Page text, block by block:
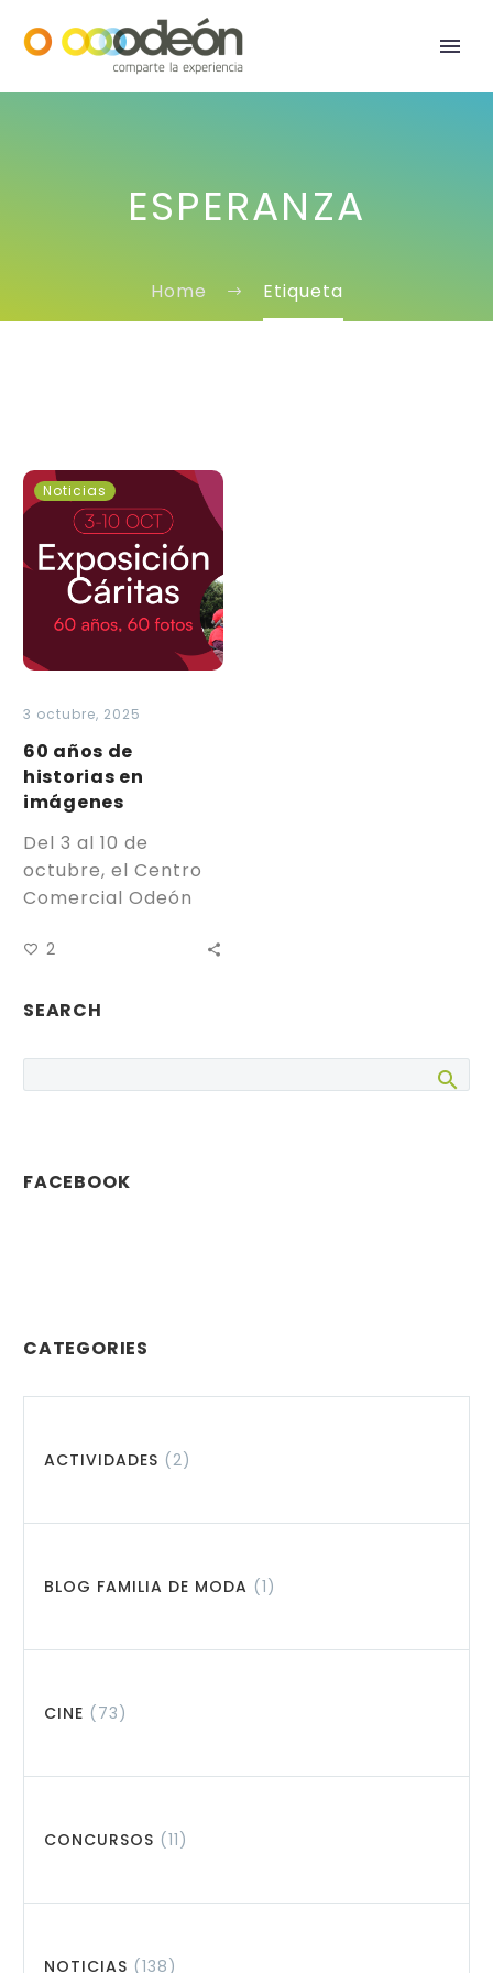
ESPERANZA
Home Etiqueta
años
de
historias
en
imágenes
Noticias
3 octubre, 2025
60 años de
historias en
imágenes
Del 3 al 10 de
octubre, el Centro
Comercial Odeón
“60 años, 60 fotos”,
2
SEARCH
FACEBOOK
CATEGORIES
ACTIVIDADES (2)
BLOG FAMILIA DE MODA (1)
CINE (73)
CONCURSOS (11)
NOTICIAS (138)